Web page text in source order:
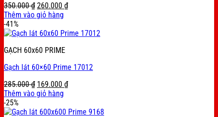
350.000₫ Original
price
350.000 ₫.
260.000 ₫Current
260.000 ₫.
Thêm vào giỏ hàng
-41%
GẠCH 60x60 PRIME
Gạch lát 60×60 Prime 17012
285.000₫ Original
price
285.000 ₫.
169.000 ₫Current
169.000 ₫.
Thêm vào giỏ hàng
-25%